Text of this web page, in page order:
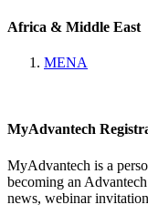
Africa & Middle East
MENA
MyAdvantech
MyAdvantech is a
becoming an
news, webinar